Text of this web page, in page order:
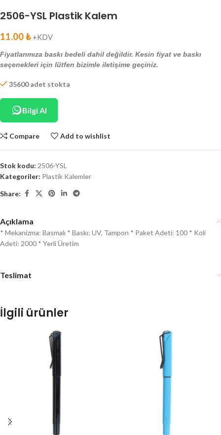
2506-YSL Plastik Kalem
11.00₺ +KDV
Fiyatlarımıza baskı bedeli dahil değildir. Kesin fiyat ve baskı
seçenekleri için lütfen bizimle iletişime geçiniz.
35600 adet stokta
Bilgi Al
Compare Add to wishlist
Stok kodu: 2506-YSL
Kategoriler: Plastik Kalemler
Share:
Açıklama
* Mekanizma: Basmalı * Baskı: UV, Tampon * Paket Adeti: 100 * Koli
Adeti: 2000 * Yerli Üretim
Teslimat
İlgili ürünler